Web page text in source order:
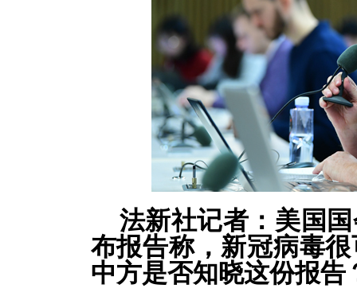
法新社记者：美国
布报告称，新冠病毒
中方是否知晓这份报告